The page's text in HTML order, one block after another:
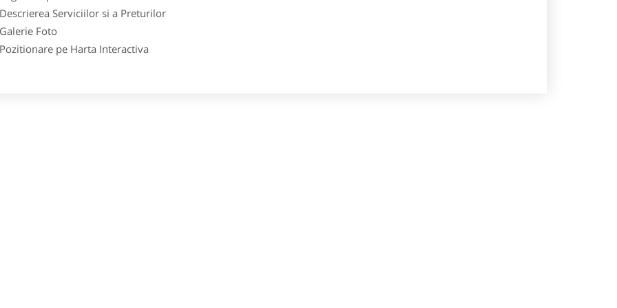
Serviciilor si a Preturilor
Foto
pe Harta Interactiva